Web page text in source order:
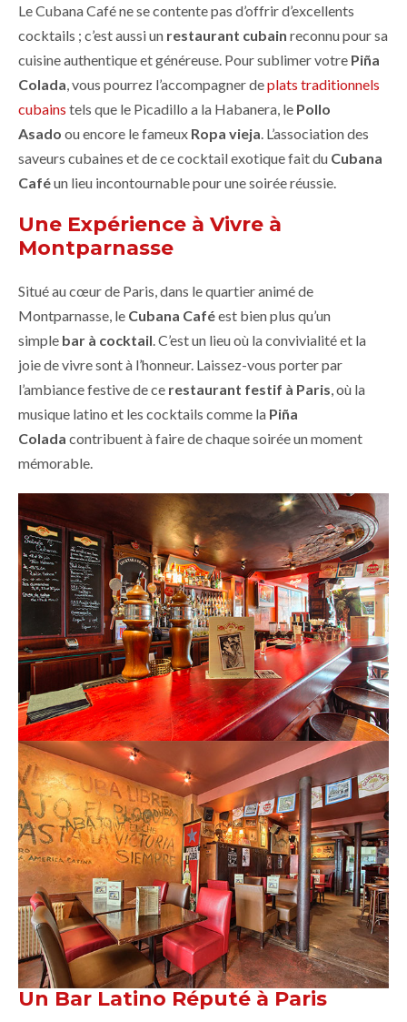
Le Cubana Café ne se contente pas d’offrir d’excellents
cocktails ; c’est aussi un restaurant cubain reconnu pour sa
cuisine authentique et généreuse. Pour sublimer votre Piña
Colada , vous pourrez l’accompagner deplats traditionnels
cubains tels que le Picadillo a la Habanera, le Pollo
Asado ou encore le fameux Ropa vieja . L’association des
saveurs cubaines et de ce cocktail exotique fait du Cubana
Caféun lieu incontournable pour une soirée réussie.
Une Expérience à Vivre à
Montparnasse
Situé au cœur de Paris, dans le quartier animé de
Montparnasse, le Cubana Caféest bien plus qu’un
simple bar à cocktail . C’est un lieu où la convivialité et la
joie de vivre sont à l’honneur. Laissez-vous porter par
l’ambiance festive de ce restaurant festif à Paris , où la
musique latino et les cocktails comme la Piña
Colada contribuent à faire de chaque soirée un moment
mémorable.
Un Bar Latino Réputé à Paris